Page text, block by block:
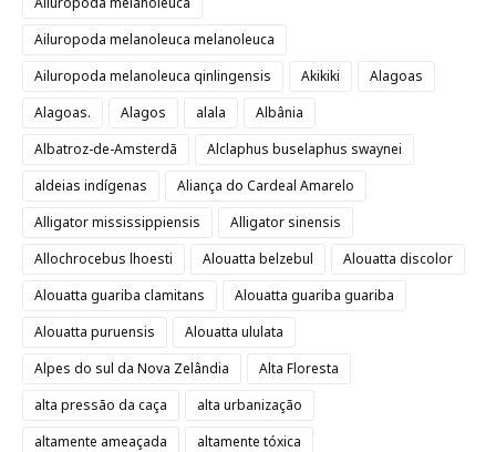
Ailuropoda melanoleuca melanoleuca
Ailuropoda melanoleuca qinlingensis
Akikiki
Alagoas
Alagoas.
Alagos alala
Albânia
Albatroz-de-Amsterdã
Alclaphus buselaphus swaynei
aldeias indígenas
Aliança do Cardeal Amarelo
Alligator mississippiensis
Alligator sinensis
Allochrocebus lhoesti
Alouatta belzebul
Alouatta discolor
Alouatta guariba clamitans
Alouatta guariba guariba
Alouatta puruensis
Alouatta ululata
Alpes do sul da Nova Zelândia
Alta Floresta
alta pressão da caça
alta urbanização
altamente ameaçada
altamente tóxica